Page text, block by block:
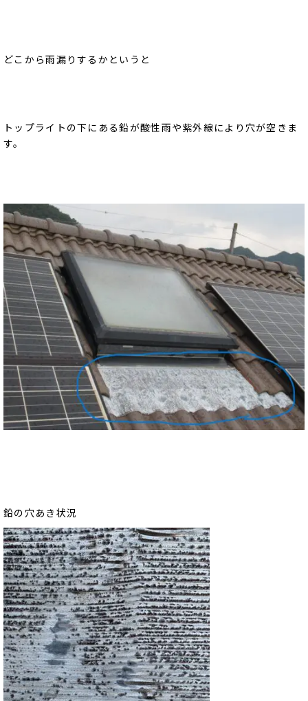
どこから雨漏りするかというと
トップライトの下にある鉛が酸性雨や紫外線により穴が空きま
す。
鉛の穴あき状況